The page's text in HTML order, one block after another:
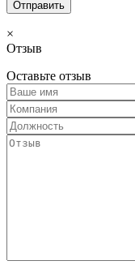
×
Отзыв
Оставьте отзыв